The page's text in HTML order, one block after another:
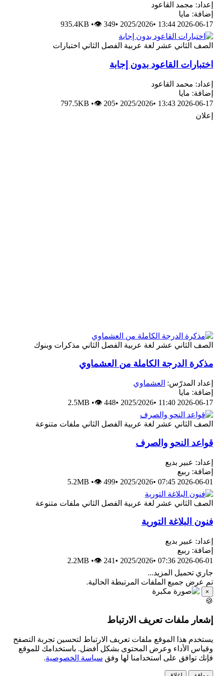
إعداد: مجمد القاعود
إضافة: مايا
2026-06-17 13:44
•
2025/2026
•
935.4KB •👁 349
الصف الثاني عشر لغة عربية الفصل الثاني اختبارات
اختبارات القاعود بدون إجابة
إعداد: محمد القاعود
إضافة: مايا
2026-06-17 13:43
•
2025/2026
•
797.5KB •👁 205
إعلان
الصف الثاني عشر لغة عربية الفصل الثاني مذكرات وبنوك
مذكرة الدرجة الكاملة من العشماوي
إعداد المدرّس: العشماوي
إضافة: مايا
2026-06-17 11:40
•
2025/2026
•
2.5MB •👁 448
الصف الثاني عشر لغة عربية الفصل الثاني ملفات متنوعة
قواعد النحو والصرف
إعداد: عبير بديع
إضافة: ربيع
2026-06-01 07:45
•
2025/2026
•
5.2MB •👁 499
الصف الثاني عشر لغة عربية الفصل الثاني ملفات متنوعة
فنون البلاغة التورية
إعداد: عبير بديع
إضافة: ربيع
2026-06-01 07:36
•
2025/2026
•
2.2MB •👁 241
جاري تحميل المزيد...
تم عرض جميع الملفات المرتبطة الحالية.
×
🍪
إشعار ملفات تعريف الارتباط
يستخدم هذا الموقع ملفات تعريف الارتباط لتحسين تجربة التصفح
وقياس الأداء وعرض المحتوى بشكل أفضل. باستخدامك للموقع
فإنك توافق على استخدامنا لها وفق سياسة الخصوصية.